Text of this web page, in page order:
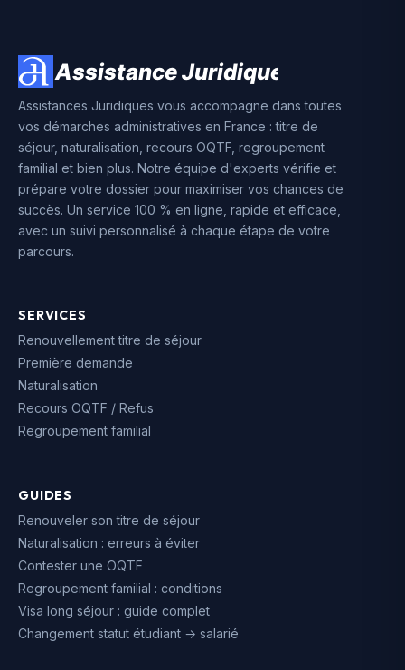
Assistances Juridiques vous accompagne dans toutes
vos démarches administratives en France : titre de
séjour, naturalisation, recours OQTF, regroupement
familial et bien plus. Notre équipe d'experts vérifie et
prépare votre dossier pour maximiser vos chances de
succès. Un service 100 % en ligne, rapide et efficace,
avec un suivi personnalisé à chaque étape de votre
parcours.
SERVICES
Renouvellement titre de séjour
Première demande
Naturalisation
Recours OQTF / Refus
Regroupement familial
GUIDES
Renouveler son titre de séjour
Naturalisation : erreurs à éviter
Contester une OQTF
Regroupement familial : conditions
Visa long séjour : guide complet
Changement statut étudiant → salarié